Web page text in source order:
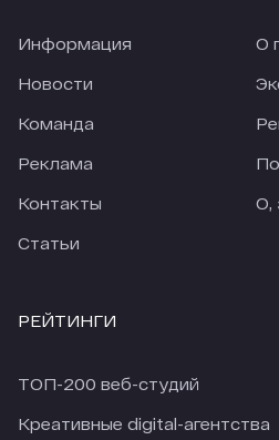
снизилось только на
это просто прекрасный
Информация
Новости
Команда
Реклама
Контакты
Статьи
РЕЙТИНГИ
ТОП-200 веб-студий
Креативные digital-агентства
О
О,